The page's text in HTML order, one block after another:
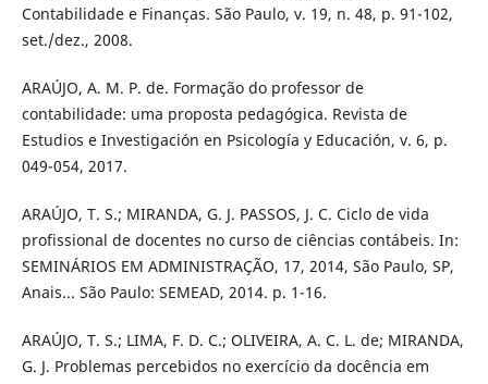
Contabilidade e Finanças. São Paulo, v. 19, n. 48, p. 91-102,
set./dez., 2008.
ARAÚJO, A. M. P. de. Formação do professor de
contabilidade: uma proposta pedagógica. Revista de
Estudios e Investigación en Psicología y Educación, v. 6, p.
049-054, 2017.
ARAÚJO, T. S.; MIRANDA, G. J. PASSOS, J. C. Ciclo de vida
profissional de docentes no curso de ciências contábeis. In:
SEMINÁRIOS EM ADMINISTRAÇÃO, 17, 2014, São Paulo, SP,
Anais... São Paulo: SEMEAD, 2014. p. 1-16.
ARAÚJO, T. S.; LIMA, F. D. C.; OLIVEIRA, A. C. L. de; MIRANDA,
G. J. Problemas percebidos no exercício da docência em